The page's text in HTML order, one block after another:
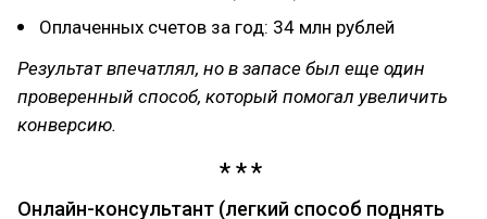
Оплаченных счетов за год: 34 млн рублей
Результат впечатлял, но в запасе был еще один
проверенный способ, который помогал увеличить
конверсию.
Онлайн-консультант (легкий способ поднять